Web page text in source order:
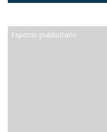
Espacio publicitario